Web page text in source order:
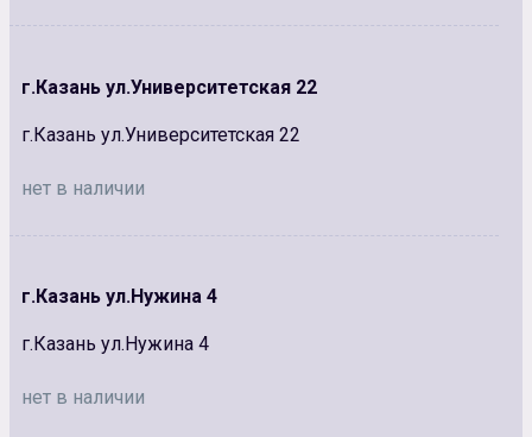
г.Казань ул.Университетская 22
г.Казань ул.Университетская 22
нет в наличии
г.Казань ул.Нужина 4
г.Казань ул.Нужина 4
нет в наличии